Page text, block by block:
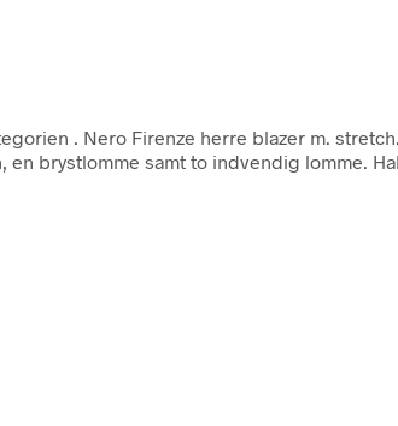
. Nero Firenze herre blazer m.
brystlomme samt to indvendig lomme.